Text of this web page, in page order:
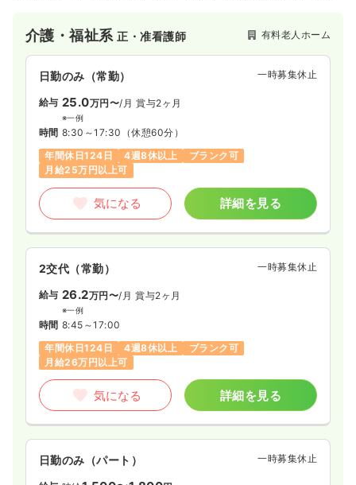
介護・福祉系正・准看護師 有料老人ホーム
日勤のみ（常勤） 一時募集休止
給与 25.0万円〜/月 賞与2ヶ月
※一例
時間 8:30～17:30 （休憩60分）
年間休日124日
4週8休以上
ブランク可
月給25万円以上可
気になる 詳細を見る
2交代（常勤） 一時募集休止
給与 26.2万円〜/月 賞与2ヶ月
※一例
時間 8:45～17:00
年間休日124日
4週8休以上
ブランク可
月給26万円以上可
気になる 詳細を見る
日勤のみ（パート） 一時募集休止